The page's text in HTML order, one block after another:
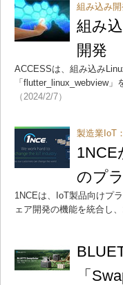
組み込み開
組み
開発
ACCESSは、組み込み
「flutter_linux_webview
（2024/2/7）
製造業IoT：
1NCE
のプ
1NCEは、IoT製品向けプ
ェア開発の機能を統合し
「